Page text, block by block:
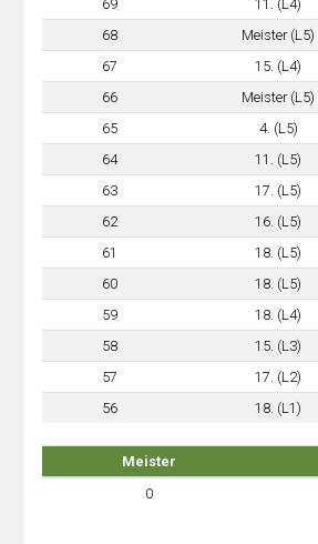
69
11. (L4)
68
Meister (L5)
67
15. (L4)
66
Meister (L5)
65
4. (L5)
64
11. (L5)
63
17. (L5)
62
16. (L5)
61
18. (L5)
60
18. (L5)
59
18. (L4)
58
15. (L3)
57
17. (L2)
56
18. (L1)
Meister
0